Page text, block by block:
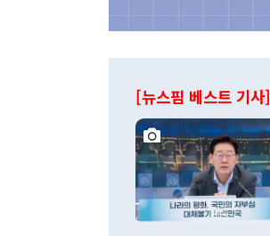
[뉴스핌 베스트 기사]